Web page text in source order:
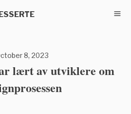
8, 2023
lært av utviklere om